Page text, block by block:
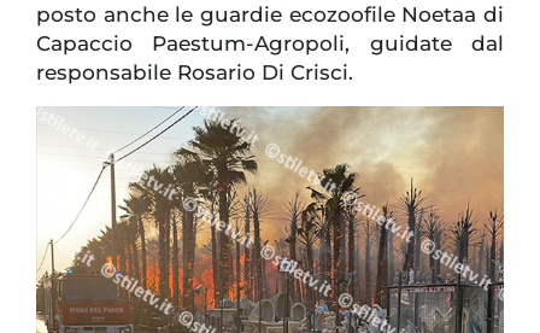
posto anche le guardie ecozoofile Noetaa di
Capaccio Paestum-Agropoli, guidate dal
responsabile Rosario Di Crisci.